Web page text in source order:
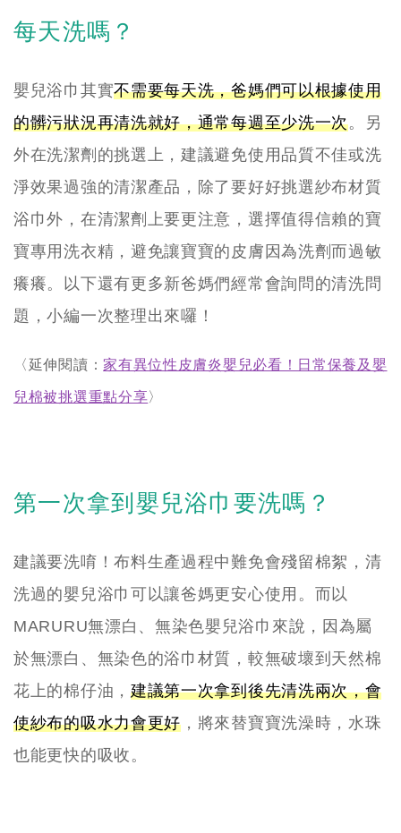
每天洗嗎？
嬰兒浴巾其實不需要每天洗，爸媽們可以根據使用
的髒污狀況再清洗就好，通常每週至少洗一次。另
外在洗潔劑的挑選上，建議避免使用品質不佳或洗
淨效果過強的清潔產品，除了要好好挑選紗布材質
浴巾外，在清潔劑上要更注意，選擇值得信賴的寶
寶專用洗衣精，避免讓寶寶的皮膚因為洗劑而過敏
癢癢。以下還有更多新爸媽們經常會詢問的清洗問
題，小編一次整理出來囉！
〈延伸閱讀：家有異位性皮膚炎嬰兒必看！日常保養及嬰
兒棉被挑選重點分享〉
第一次拿到嬰兒浴巾要洗嗎？
建議要洗唷！布料生產過程中難免會殘留棉絮，清
洗過的嬰兒浴巾可以讓爸媽更安心使用。而以
MARURU無漂白、無染色嬰兒浴巾來說，因為屬
於無漂白、無染色的浴巾材質，較無破壞到天然棉
花上的棉仔油， 建議第一次拿到後先清洗兩次，會
使紗布的吸水力會更好 ，將來替寶寶洗澡時，水珠
也能更快的吸收。